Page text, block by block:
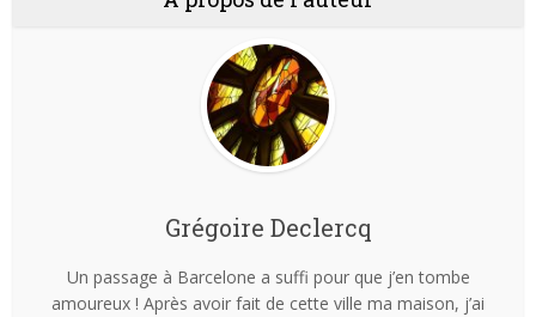
Grégoire Declercq
Un passage à Barcelone a suffi pour que j’en tombe
amoureux ! Après avoir fait de cette ville ma maison, j’ai